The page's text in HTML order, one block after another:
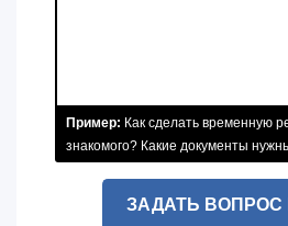
Пример: Как сделать временную
знакомого? Какие документы
ЗАДАТЬ